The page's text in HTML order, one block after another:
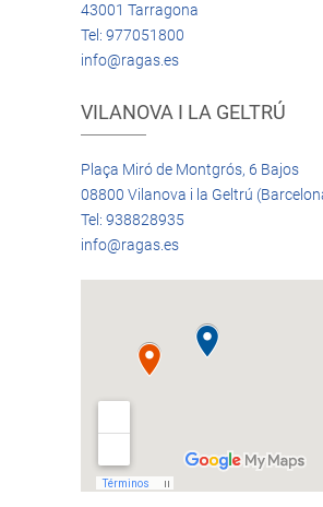
43001 Tarragona
Tel: 977051800
info@ragas.es
VILANOVA I LA GELTRÚ
Plaça Miró de Montgrós, 6 Bajos
08800 Vilanova i la Geltrú
Tel: 938828935
info@ragas.es